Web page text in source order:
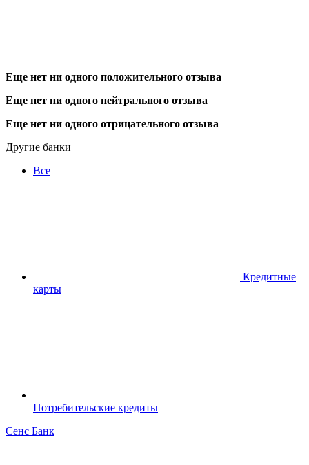
Еще нет ни одного положительного отзыва
Еще нет ни одного нейтрального отзыва
Еще нет ни одного отрицательного отзыва
Другие банки
Все
Кредитные
карты
Потребительские кредиты
Сенс Банк